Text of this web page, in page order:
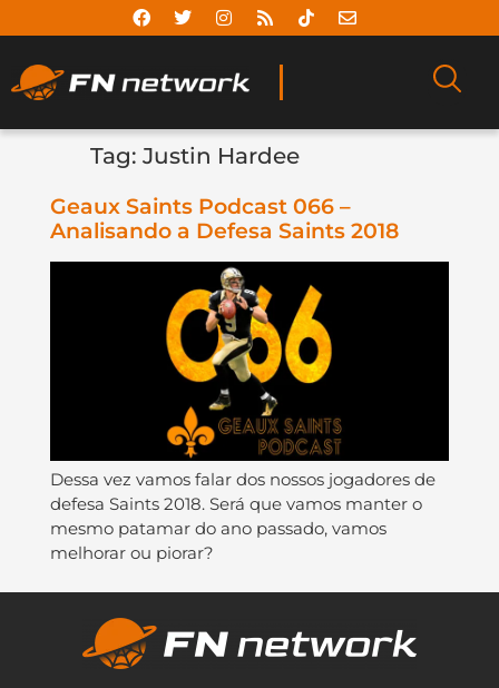
Tag: Justin Hardee
Geaux Saints Podcast 066 –
Analisando a Defesa Saints 2018
Dessa vez vamos falar dos nossos jogadores de
defesa Saints 2018. Será que vamos manter o
mesmo patamar do ano passado, vamos
melhorar ou piorar?